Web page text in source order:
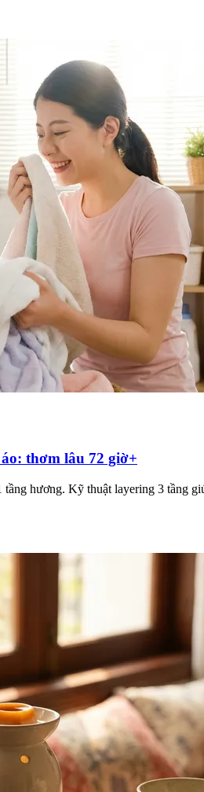
thơm lâu 72 giờ+
hương. Kỹ thuật layering 3 tầng